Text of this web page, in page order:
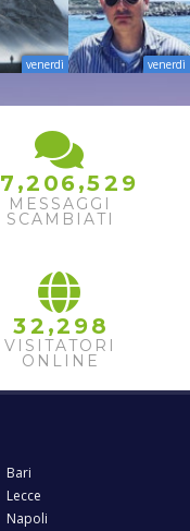
venerdì venerdì
7 ,2 06,52 9
MESSAGGI
SCAMBIATI
32 ,2 98
VISITATORI
ONLINE
Bari
Lecce
Napoli